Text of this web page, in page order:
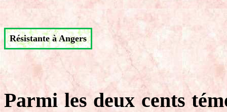
Résistante à Angers
Parmi les deux cents